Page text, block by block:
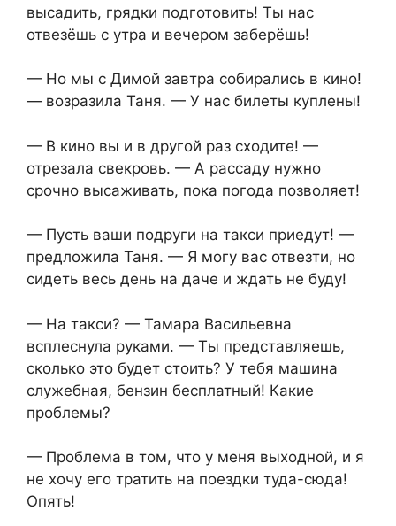
высадить, грядки подготовить! Ты нас
отвезёшь с утра и вечером заберёшь!
— Но мы с Димой завтра собирались в кино!
— возразила Таня. — У нас билеты куплены!
— В кино вы и в другой раз сходите! —
отрезала свекровь. — А рассаду нужно
срочно высаживать, пока погода позволяет!
— Пусть ваши подруги на такси приедут! —
предложила Таня. — Я могу вас отвезти, но
сидеть весь день на даче и ждать не буду!
— На такси? — Тамара Васильевна
всплеснула руками. — Ты представляешь,
сколько это будет стоить? У тебя машина
служебная, бензин бесплатный! Какие
проблемы?
— Проблема в том, что у меня выходной, и я
не хочу его тратить на поездки туда-сюда!
Опять!